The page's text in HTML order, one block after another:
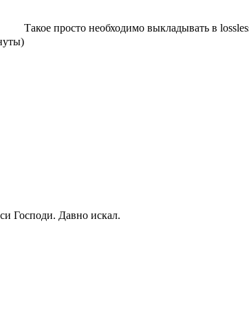
Такое просто необходимо выкладывать в
Господи. Давно искал.